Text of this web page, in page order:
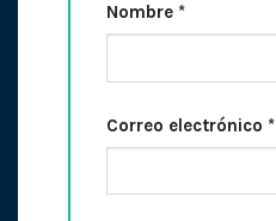
Nombre *
Correo electrónico *